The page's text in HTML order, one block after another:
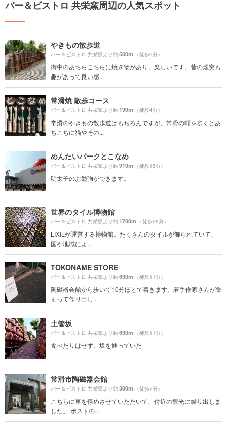
バー＆ビストロ 共栄窯周辺の人気スポット
やきもの散歩道
バー＆ビストロ 共栄窯より約500m （徒歩9分）
街中のあちらこちらに焼き物があり、楽しいです。昔の煙突も
趣があって良い感...
常滑焼 散歩コース
バー＆ビストロ 共栄窯より約190m （徒歩4分）
常滑のやきもの散歩道はもちろんですが、常滑の町を歩くとあ
ちこちに猫やその...
めんたいパークとこなめ
バー＆ビストロ 共栄窯より約910m （徒歩16分）
明太子のお勉強ができます。
世界のタイル博物館
バー＆ビストロ 共栄窯より約1700m （徒歩29分）
LIXILが運営する博物館。たくさんのタイルが飾られていて、
国や地域によ...
TOKONAME STORE
バー＆ビストロ 共栄窯より約630m （徒歩11分）
陶磁器会館から歩いて10分ほとで着きます。若手作家さんが集
まって作り出し...
土管坂
バー＆ビストロ 共栄窯より約630m （徒歩11分）
食べたりはせず、坂を通っていた
常滑市陶磁器会館
バー＆ビストロ 共栄窯より約380m （徒歩7分）
こちらに車を停めさせていただいて、付近の観光に繰り出しま
した。 ポストの...